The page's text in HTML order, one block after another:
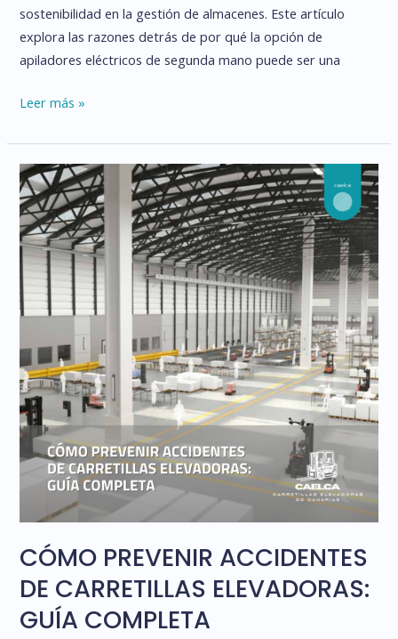
sostenibilidad en la gestión de almacenes. Este artículo
explora las razones detrás de por qué la opción de
apiladores eléctricos de segunda mano puede ser una
APILADORES
DE
SEGUNDA
MANO:
UN
IMPULSO
SOSTENIBLE
PARA
SU
Leer más »
CÓMO PREVENIR ACCIDENTES
DE CARRETILLAS ELEVADORAS:
GUÍA COMPLETA